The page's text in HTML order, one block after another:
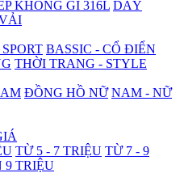
KHÔNG GỈ 316L DÂY
BASSIC - CỔ ĐIỂN
THỜI TRANG - STYLE
ĐỒNG HỒ NỮ NAM - NỮ
TỪ 5 - 7 TRIỆU TỪ 7 - 9
9 TRIỆU